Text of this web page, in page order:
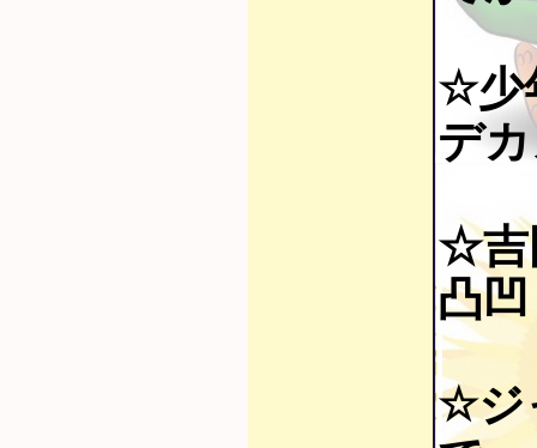
☆少
デ
☆吉
凸
☆ジ